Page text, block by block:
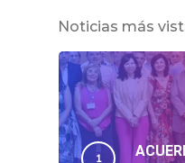
Noticias más